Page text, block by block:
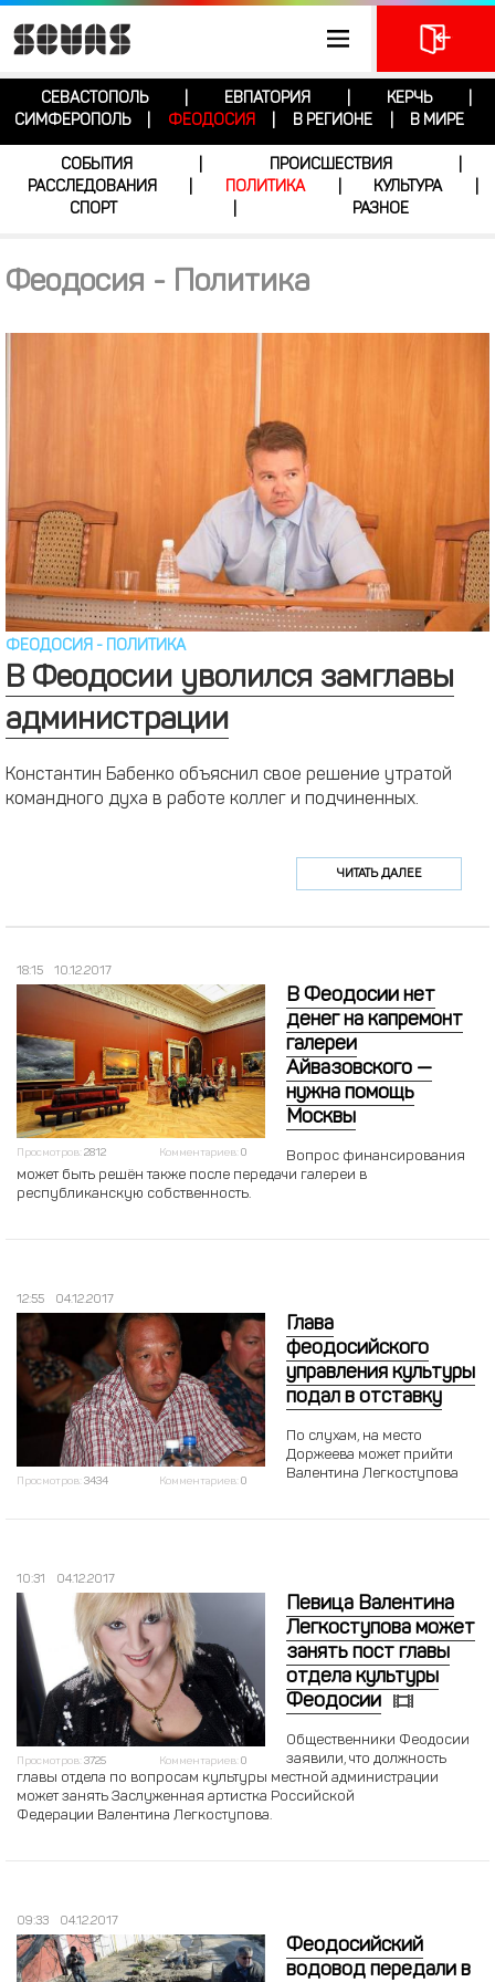
СЕВАСТОПОЛЬ ЕВПАТОРИЯ КЕРЧЬ
СИМФЕРОПОЛЬ
ФЕОДОСИЯ В РЕГИОНЕ В МИРЕ
СОБЫТИЯ ПРОИСШЕСТВИЯ
РАССЛЕДОВАНИЯ
ПОЛИТИКА КУЛЬТУРА
СПОРТ
РАЗНОЕ
Феодосия - Политика
ФЕОДОСИЯ - ПОЛИТИКА
В Феодосии уволился замглавы
администрации
Константин Бабенко объяснил свое решение утратой
командного духа в работе коллег и подчиненных.
ЧИТАТЬ ДАЛЕЕ
18:15 10.12.2017
Просмотров: 2812 Комментариев: 0
В Феодосии нет
денег на капремонт
галереи
Айвазовского —
нужна помощь
Москвы
Вопрос финансирования
может быть решён также после передачи галереи в
республиканскую собственность.
12:55 04.12.2017
Просмотров: 3434 Комментариев: 0
Глава
феодосийского
управления культуры
подал в отставку
По слухам, на место
Доржеева может прийти
Валентина Легкоступова
10:31 04.12.2017
Просмотров: 3725 Комментариев: 0
Певица Валентина
Легкоступова может
занять пост главы
отдела культуры
Феодосии
Общественники Феодосии
заявили, что должность
главы отдела по вопросам культуры местной администрации
может занять Заслуженная артистка Российской
Федерации Валентина Легкоступова.
09:33 04.12.2017
Феодосийский
водовод передали в